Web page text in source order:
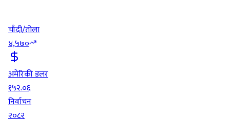
चाँदी/तोला
४,५७०
अमेरिकी डलर
१५२.०६
निर्वाचन
२०८२